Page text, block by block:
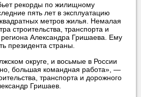
рекорды по жилищному
пять лет в эксплуатацию
метров жилья. Немалая
строительства, транспорта и
региона Александра Гришаева. Ему
президента страны.
округе, и восьмые в России
большая командная работа», —
транспорта и дорожного
Гришаев.